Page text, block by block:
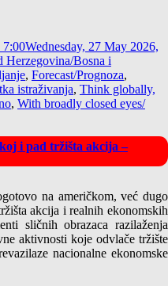
7:00Wednesday, 27 May 2026,
Herzegovina/Bosna i
, Forecast/Prognoza,
istraživanja, Think globally,
, With broadly closed eyes/
i pad tržišta akcija –
na američkom, već dugo
akcija i realnih ekonomskih
sličnih obrazaca razilaženja
aktivnosti koje odvlače tržište
nacionalne ekonomske